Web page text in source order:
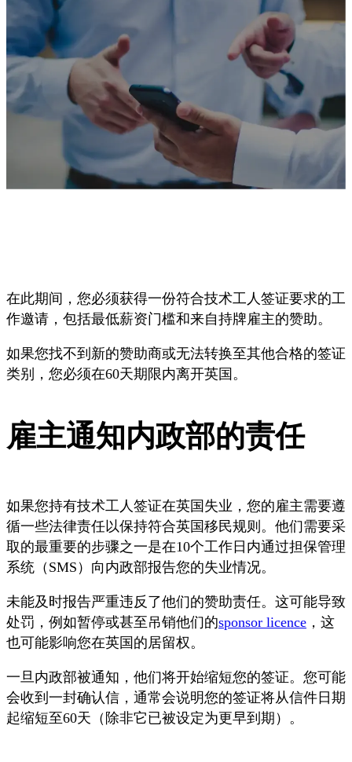
在此期间，您必须获得一份符合技术工人签证要求的工
作邀请，包括最低薪资门槛和来自持牌雇主的赞助。
如果您找不到新的赞助商或无法转换至其他合格的签证
类别，您必须在60天期限内离开英国。
雇主通知内政部的责任
如果您持有技术工人签证在英国失业，您的雇主需要遵
循一些法律责任以保持符合英国移民规则。他们需要采
取的最重要的步骤之一是在10个工作日内通过担保管理
系统（SMS）向内政部报告您的失业情况。
未能及时报告严重违反了他们的赞助责任。这可能导致
处罚，例如暂停或甚至吊销他们的sponsor licence ，这
也可能影响您在英国的居留权。
一旦内政部被通知，他们将开始缩短您的签证。您可能
会收到一封确认信，通常会说明您的签证将从信件日期
起缩短至60天（除非它已被设定为更早到期）。